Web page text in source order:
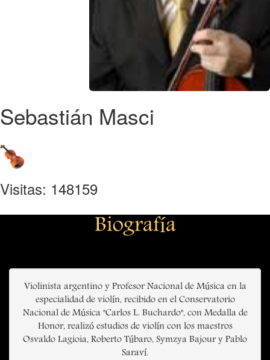
Sebastián Masci
Visitas: 148159
Biografía
Violinista argentino y Profesor Nacional de Música en la
especialidad de violín, recibido en el Conservatorio
Nacional de Música "Carlos L. Buchardo", con Medalla de
Honor, realizó estudios de violín con los maestros
Osvaldo Lagioia, Roberto Túbaro, Symzya Bajour y Pablo
Saraví.